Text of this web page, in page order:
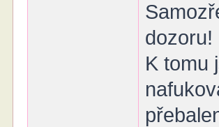
dozoru!
K tomu